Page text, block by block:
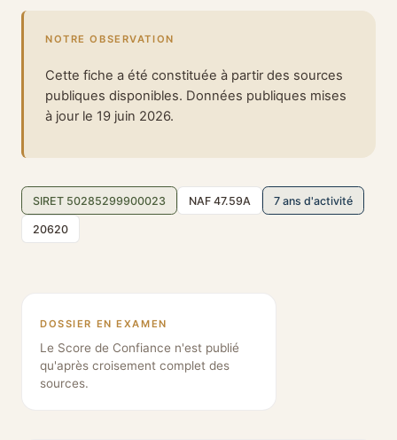
NOTRE OBSERVATION
Cette fiche a été constituée à partir des sources
publiques disponibles. Données publiques mises
à jour le 19 juin 2026.
SIRET 50285299900023 NAF 47.59A 7 ans d'activité
20620
DOSSIER EN EXAMEN
Le Score de Confiance n'est publié
qu'après croisement complet des
sources.